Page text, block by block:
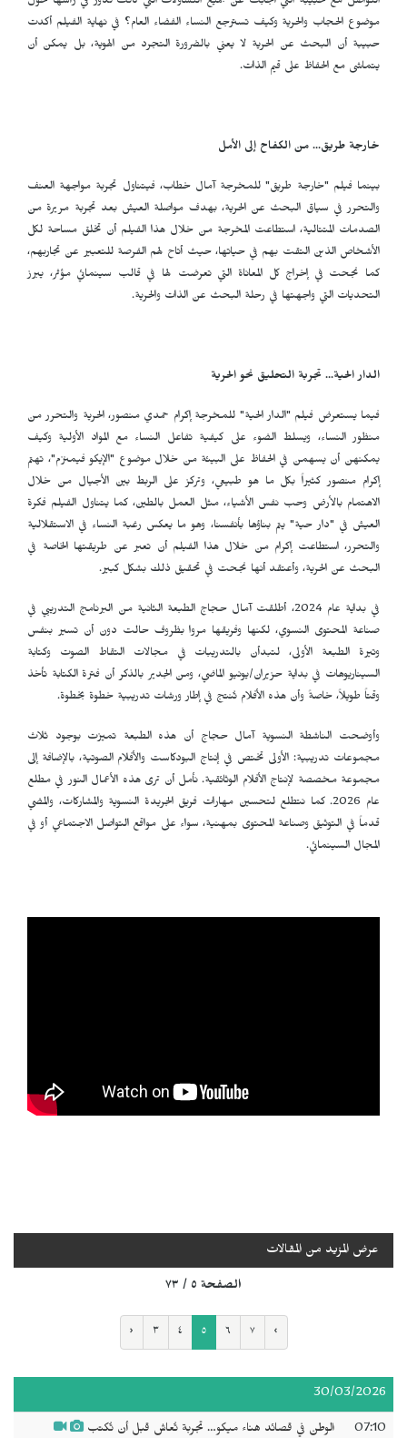
موضوع الحجاب والحرية وكيف تسترجع النساء الفضاء العام؟ في نهاية الفيلم أكدت
حبيبة أن البحث عن الحرية لا يعني بالضرورة التجرد من الهوية، بل يمكن أن
يتماشى مع الحفاظ على قيم الذات.
خارجة طريق... من الكفاح إلى الأمل
بينما فيلم "خارجة طريق" للمخرجة آمال خطاب، فيتناول تجربة مواجهة العنف
والتحرر في سياق البحث عن الحرية، بهدف مواصلة العيش بعد تجربة مريرة من
الصدمات المتتالية، استطاعت المخرجة من خلال هذا الفيلم أن تخلق مساحة لكل
الأشخاص الذين التقت بهم في حياتها، حيث أتاح لهم الفرصة للتعبير عن تجاربهم،
كما نجحت في إخراج كل المعاناة التي تعرضت لها في قالب سينمائي مؤثر، يبرز
التحديات التي واجهتها في رحلة البحث عن الذات والحرية.
الدار الحية... تجربة التحليق نحو الحرية
فيما يستعرض فيلم "الدار الحية" للمخرجة إكرام حمدي منصور، الحرية والتحرر من
منظور النساء، ويسلط الضوء على كيفية تفاعل النساء مع المواد الأولية وكيف
يمكنهن أن يسهمن في الحفاظ على البيئة من خلال موضوع "الإيكو فيمنزم"، تهتم
إكرام منصور كثيراً بكل ما هو طبيعي، وتركز على الربط بين الأجيال من خلال
الاهتمام بالأرض وحب نفس الأشياء، مثل العمل بالطين، كما يتناول الفيلم فكرة
العيش في "دار حية" يتم بناؤها بأنفسنا، وهو ما يعكس رغبة النساء في الاستقلالية
والتحرر، استطاعت إكرام من خلال هذا الفيلم أن تعبر عن طريقتها الخاصة في
البحث عن الحرية، وأعتقد أنها نجحت في تحقيق ذلك بشكل كبير.
في بداية عام 2024، أطلقت آمال حجاج الطبعة الثانية من البرنامج التدريبي في
صناعة المحتوى النسوي، لكنها وفريقها مروا بظروف حالت دون أن تسير بنفس
وتيرة الطبعة الأولى، لتبدأن بالتدريبات في مجالات التقاط الصوت وكتابة
السيناريوهات في بداية حزيران/يونيو الماضي، ومن الجدير بالذكر أن فترة الكتابة تأخذ
وقتاً طويلاً، خاصةً وأن هذه الأفلام تُنتج في إطار ورشات تدريبية خطوة بخطوة.
وأوضحت الناشطة النسوية آمال حجاج أن هذه الطبعة تميزت بوجود ثلاث
مجموعات تدريبية: الأولى تختص في إنتاج البودكاست والأفلام الصوتية، بالإضافة إلى
مجموعة مخصصة لإنتاج الأفلام الوثائقية. نأمل أن ترى هذه الأعمال النور في مطلع
عام 2026. كما نتطلع لتحسين مهارات فريق الجريدة النسوية والمشاركات، والمضي
قدماً في التوثيق وصناعة المحتوى بمهنية، سواء على مواقع التواصل الاجتماعي أو في
المجال السينمائي.
عرض المزيد من المقالات
الصفحة ٥ / ٧٣
‹ ٣ ٤ ٥ ٦ ٧ ›
30/03/2026
07:10 الوطن في قصائد هناء ميكو… تجربة تُعاش قبل أن تُكتب